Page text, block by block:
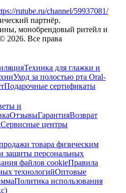
rutube.ru/channel/59937081/
партнёр.
монобрендовый ритейл и
2026. Все права
Техника для глажки и
Уход за полостью рта Oral-
Подарочные сертификаты
и
ОтзывыГарантияВозврат
Сервисные центры
товара физическим
защиты персональных
файлов cookieПравила
технологийОптовые
Политика использования